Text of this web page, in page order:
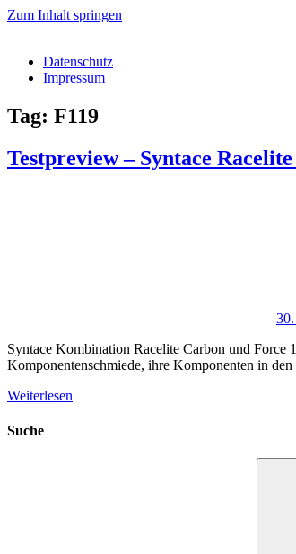
Zum Inhalt springen
Datenschutz
Impressum
Tag: F119
Testpreview – Syntace
Syntace Kombination Racelite Carbon und Force
Komponentenschmiede, ihre Komponenten in
Weiterlesen
Suche